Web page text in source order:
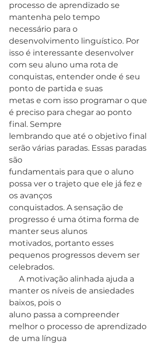
processo de aprendizado se
mantenha pelo tempo
necessário para o
desenvolvimento linguístico. Por
isso é interessante desenvolver
com seu aluno uma rota de
conquistas, entender onde é seu
ponto de partida e suas
metas e com isso programar o que
é preciso para chegar ao ponto
final. Sempre
lembrando que até o objetivo final
serão várias paradas. Essas paradas
são
fundamentais para que o aluno
possa ver o trajeto que ele já fez e
os avanços
conquistados. A sensação de
progresso é uma ótima forma de
manter seus alunos
motivados, portanto esses
pequenos progressos devem ser
celebrados.
manter os níveis de ansiedades
baixos, pois o
aluno passa a compreender
melhor o processo de aprendizado
de uma língua